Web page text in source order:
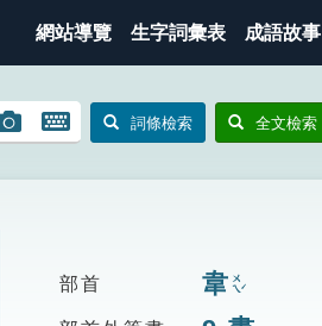
網站導覽 生字詞彙表 成語故事
圖
搜
開
鍵
詞條檢索 全文檢索
部首 韋ㄨㄟˊ